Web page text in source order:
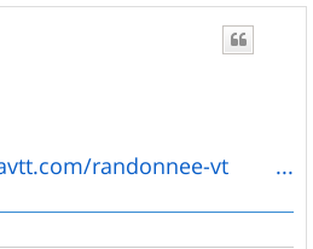
u
randonnee-vt ...